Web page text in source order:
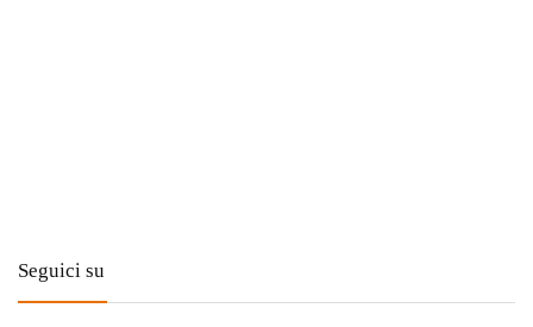
Seguici su